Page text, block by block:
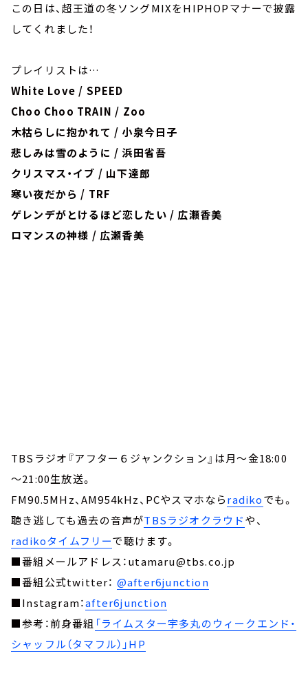
この日は、超王道の冬ソングMIXをHIPHOPマナーで披露
してくれました！
プレイリストは…
White Love / SPEED
Choo Choo TRAIN / Zoo
木枯らしに抱かれて / 小泉今日子
悲しみは雪のように / 浜田省吾
クリスマス・イブ / 山下達郎
寒い夜だから / TRF
ゲレンデがとけるほど恋したい / 広瀬香美
ロマンスの神様 / 広瀬香美
TBSラジオ『アフター６ジャンクション』は月～金18:00
～21:00生放送。
FM90.5MHz、AM954kHz、PCやスマホならradikoでも。
聴き逃しても過去の音声がTBSラジオクラウドや、
radikoタイムフリーで聴けます。
■番組メールアドレス：utamaru@tbs.co.jp
■番組公式twitter： @after6junction
■Instagram：after6junction
■参考：前身番組 「ライムスター宇多丸のウィークエンド・
シャッフル（タマフル）」HP